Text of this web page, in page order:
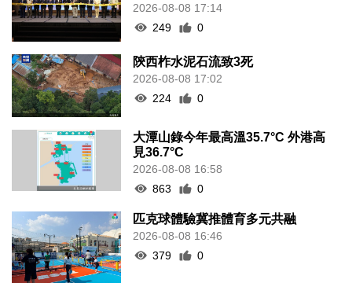
2026-08-08 17:14
249
0
陝西柞水泥石流致3死
2026-08-08 17:02
224
0
大潭山錄今年最高溫35.7°C 外港高
見36.7°C
2026-08-08 16:58
863
0
匹克球體驗冀推體育多元共融
2026-08-08 16:46
379
0